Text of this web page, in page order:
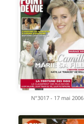
N°3017 - 17 mai 2006